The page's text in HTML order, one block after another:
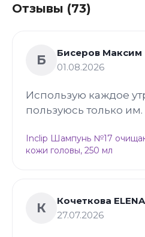
Отзывы (73)
Б
Бисеров Максим
01.08.2026
Использую каждое
пользуюсь только им.
Inclip Шампунь №17
кожи головы, 250 мл
К
Кочеткова ELENA
27.07.2026